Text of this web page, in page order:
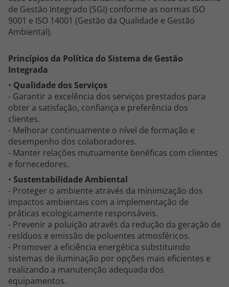
Cheque Viagem
Rede de Lojas
Blog TopViagens
Área de Cliente
Contactos
Apoio ao cliente em Portugal
218 925 471
Custo de uma chamada para a rede fixa nacional.
Apoio ao cliente no Estrangeiro
de Gestão Integrado (SGI) conforme as normas ISO
9001 e ISO 14001 (Gestão da Qualidade e Gestão
Ambiental).
Princípios da Política do Sistema de Gestão
Integrada
• Qualidade dos Serviços
- Garantir a excelência dos serviços prestados para
obter a satisfação, confiança e preferência dos
clientes.
- Melhorar continuamente o nível de formação e
desempenho dos colaboradores.
- Manter relações mutuamente benéficas com clientes
e fornecedores.
• Sustentabilidade Ambiental
- Proteger o ambiente através da minimização dos
impactos ambientais com a implementação de
práticas ecologicamente responsáveis.
- Prevenir a poluição através da redução da geração de
resíduos e emissão de poluentes atmosféricos.
- Promover a eficiência energética substituindo
sistemas de iluminação por opções mais eficientes e
realizando a manutenção adequada dos
equipamentos.